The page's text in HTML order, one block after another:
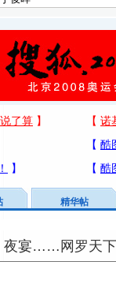
精华帖
夜宴……网罗天